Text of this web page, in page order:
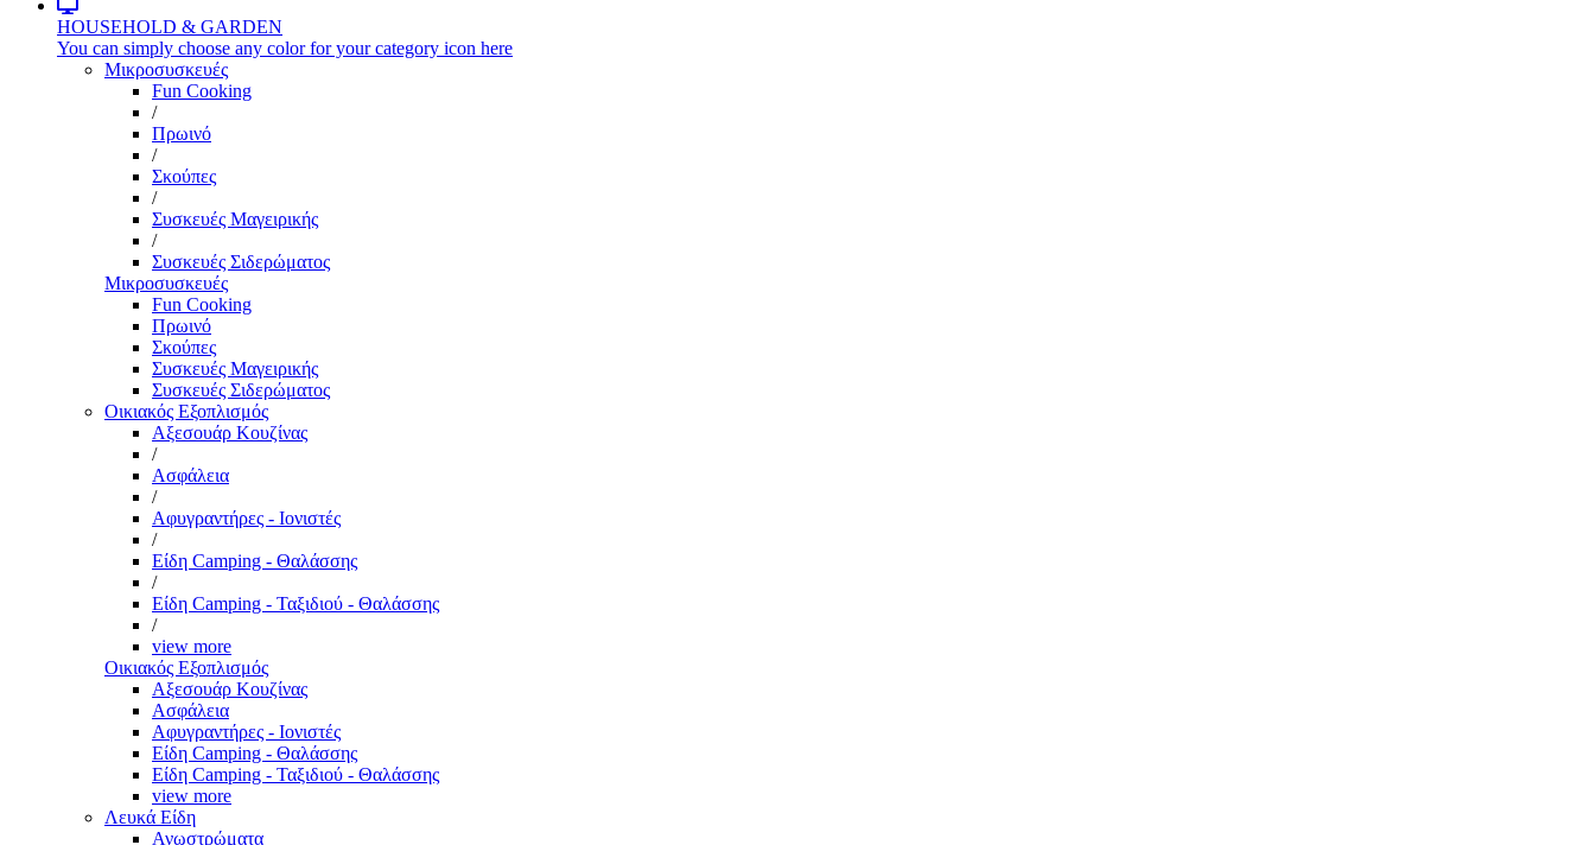
HOUSEHOLD & GARDEN
You can simply choose any color for your category icon here
Μικροσυσκευές
Fun Cooking
/
Πρωινό
/
Σκούπες
/
Συσκευές Μαγειρικής
/
Συσκευές Σιδερώματος
Μικροσυσκευές
Fun Cooking
Πρωινό
Σκούπες
Συσκευές Μαγειρικής
Συσκευές Σιδερώματος
Οικιακός Εξοπλισμός
Αξεσουάρ Κουζίνας
/
Ασφάλεια
/
Αφυγραντήρες - Ιονιστές
/
Είδη Camping - Θαλάσσης
/
Είδη Camping - Ταξιδιού - Θαλάσσης
/
view more
Οικιακός Εξοπλισμός
Αξεσουάρ Κουζίνας
Ασφάλεια
Αφυγραντήρες - Ιονιστές
Είδη Camping - Θαλάσσης
Είδη Camping - Ταξιδιού - Θαλάσσης
view more
Λευκά Είδη
Ανωστρώματα